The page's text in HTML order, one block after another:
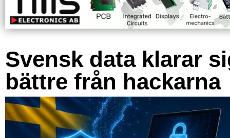
Svensk data klarar
bättre från hackarna